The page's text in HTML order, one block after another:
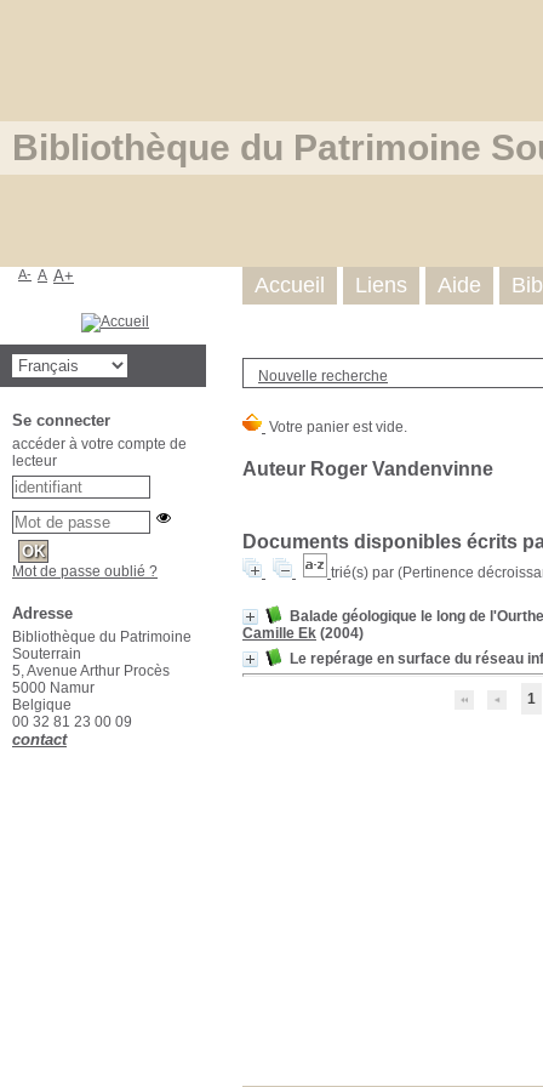
Bibliothèque du Patrimoine
Nouvelle recherche
Auteur Roger Vandenvinne
Documents disponibles écrits
trié(s) par (Pertinence
Balade géologique le long de
Camille Ek (2004)
Le repérage en surface du réseau
1
Accueil Liens Aide
A- A A+
Se connecter
accéder à votre compte de
lecteur
Mot de passe oublié ?
Adresse
Bibliothèque du Patrimoine
Souterrain
5, Avenue Arthur Procès
5000 Namur
Belgique
00 32 81 23 00 09
contact